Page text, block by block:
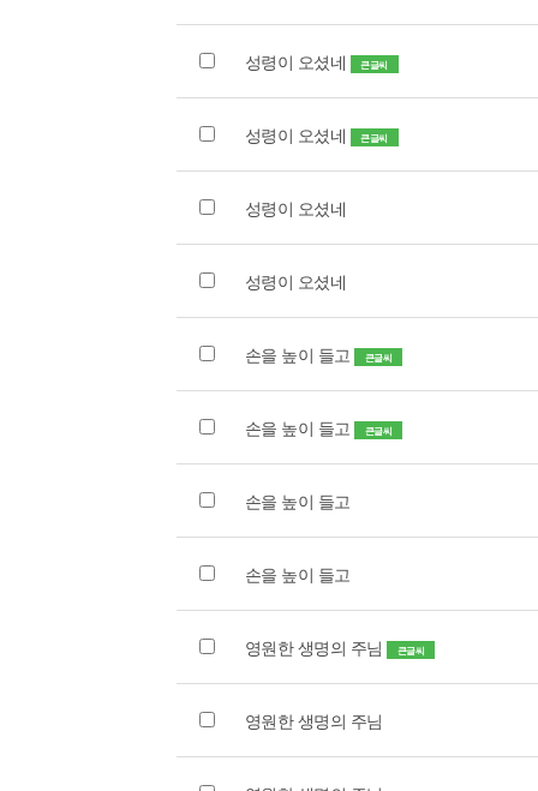
성령이 오셨네 큰글씨
성령이 오셨네 큰글씨
성령이 오셨네
성령이 오셨네
손을 높이 들고 큰글씨
손을 높이 들고 큰글씨
손을 높이 들고
손을 높이 들고
영원한 생명의 주님 큰글씨
영원한 생명의 주님